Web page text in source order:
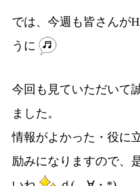
では、今週も皆さんが
うに
今回も見ていただいて
ました。
情報がよかった・役に
励みになりますので、